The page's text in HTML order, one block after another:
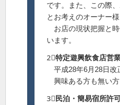
です。また、この際
とお考えのオーナー
お店の現状把握と時
います。
2⃣特定遊興飲食店営
平成28年6月28日改
興味ある方も無い方
3⃣ 民泊・簡易宿所許